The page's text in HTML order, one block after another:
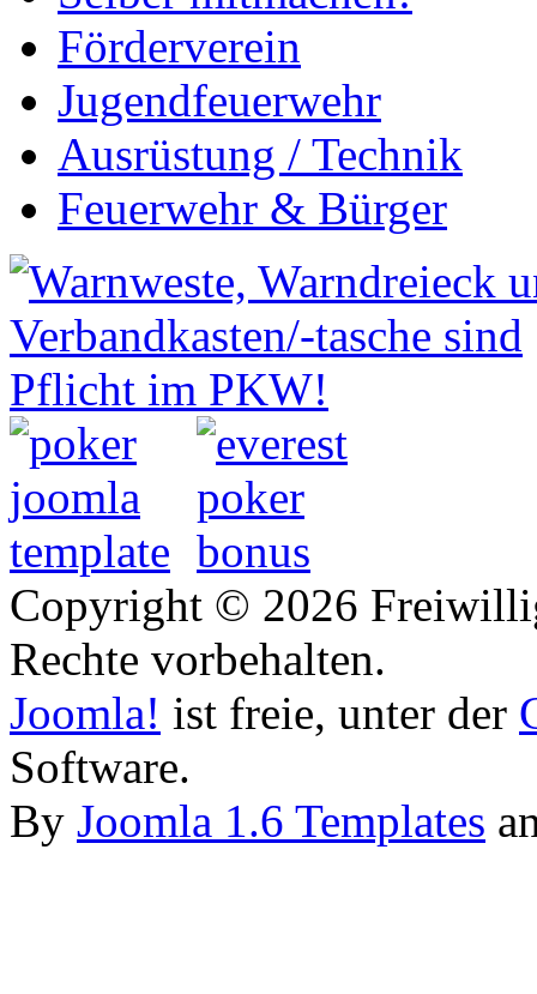
Förderverein
Jugendfeuerwehr
Ausrüstung / Technik
Feuerwehr & Bürger
Copyright © 2026
Rechte vorbehalten.
Joomla! ist freie, unter der
Software.
By Joomla 1.6 Templates